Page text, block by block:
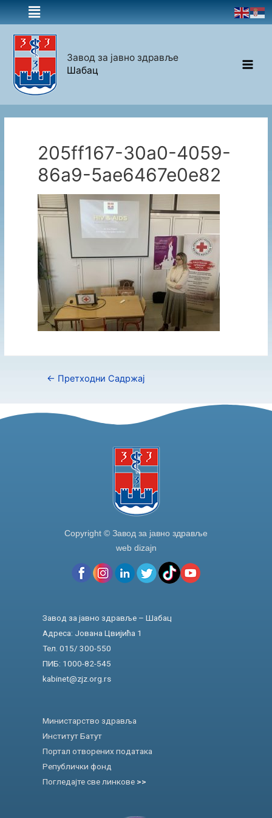
Завод за јавно здравље
Шабац
205ff167-30a0-4059-
86a9-5ae6467e0e82
← Претходни Садржај
Copyright © Завод за јавно здравље
web dizajn
Завод за јавно здравље – Шабац
Адреса: Јована Цвијића 1
Тел. 015/ 300-550
ПИБ: 1000-82-545
kabinet@zjz.org.rs
Министарство здравља
Институт Батут
Портал отворених података
Републички фонд
Погледајте све линкове >>